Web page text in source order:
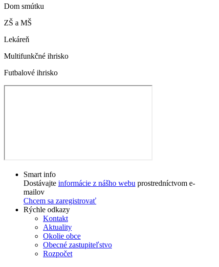
Dom smútku
ZŠ a MŠ
Lekáreň
Multifunkčné ihrisko
Futbalové ihrisko
Smart info
Dostávajte informácie z nášho webu prostredníctvom e-
mailov
Chcem sa zaregistrovať
Rýchle odkazy
Kontakt
Aktuality
Okolie obce
Obecné zastupiteľstvo
Rozpočet